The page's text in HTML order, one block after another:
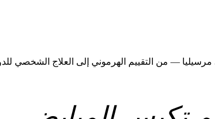
— من التقييم الهرموني إلى العلاج الشخصي